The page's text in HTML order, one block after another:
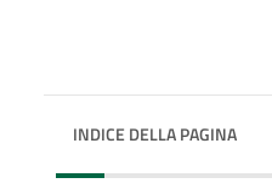
INDICE DELLA PAGINA